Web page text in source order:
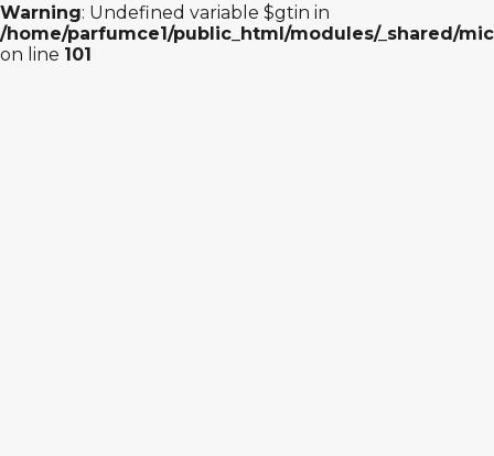
Warning: Undefined variable $gtin in
/home/parfumce1/public_html/modules/_shared/
on line 101